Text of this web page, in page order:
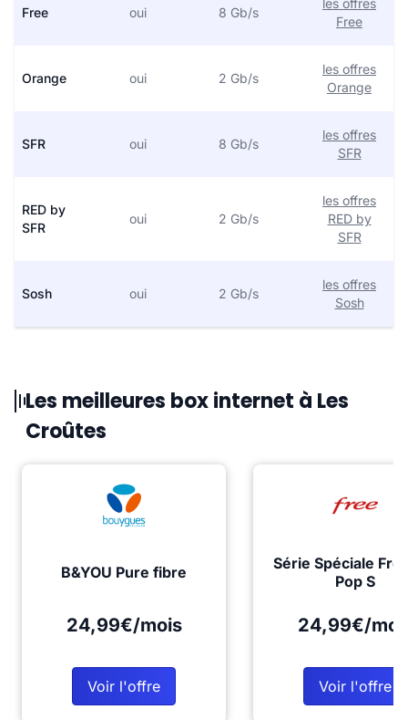
Free oui 8 Gb/s
les offres
Free
Orange oui 2 Gb/s
les offres
Orange
SFR oui 8 Gb/s
les offres
SFR
RED by
SFR
oui 2 Gb/s
les offres
RED by
SFR
Sosh oui 2 Gb/s
les offres
Sosh
Les meilleures box internet à Les
Croûtes
B&YOU Pure fibre
24,99€/mois
Voir l'offre
Série Spéciale
Pop S
24,99€/
Voir l'offre